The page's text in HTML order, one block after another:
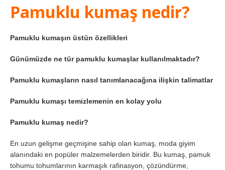
Pamuklu kumaş nedir?
Pamuklu kumaşın üstün özellikleri
Günümüzde ne tür pamuklu kumaşlar kullanılmaktadır?
Pamuklu kumaşların nasıl tanımlanacağına ilişkin talimatlar
Pamuklu kumaşı temizlemenin en kolay yolu
Pamuklu kumaş nedir?
En uzun gelişme geçmişine sahip olan kumaş, moda giyim
alanındaki en popüler malzemelerden biridir. Bu kumaş, pamuk
tohumu tohumlarının karmaşık rafinasyon, çözündürme,